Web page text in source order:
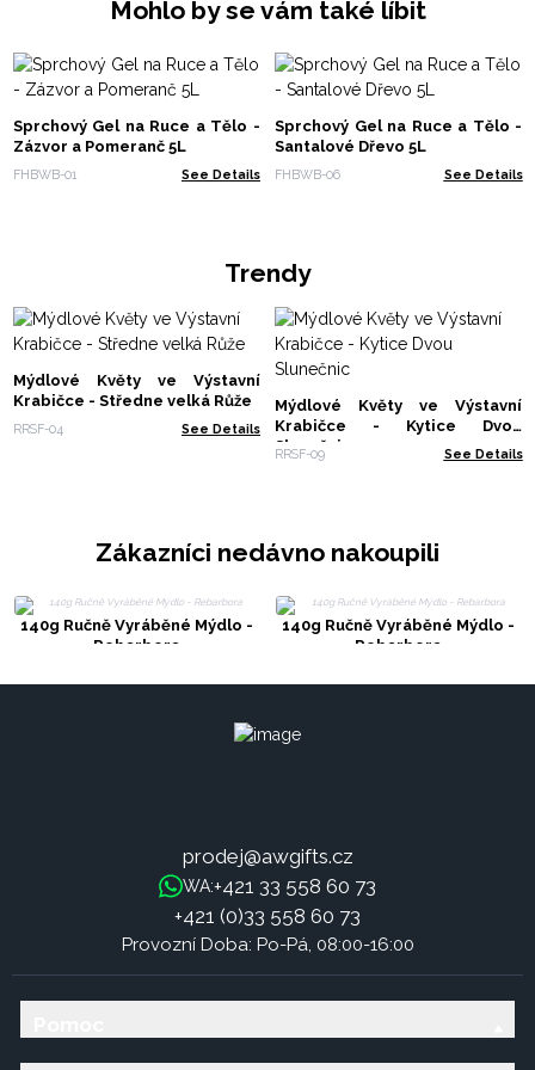
Mohlo by se vám také líbit
Sprchový Gel na Ruce a Tělo -
Zázvor a Pomeranč 5L
FHBWB-01 See Details
Sprchový Gel na Ruce a Tělo -
Santalové Dřevo 5L
FHBWB-06 See Details
Trendy
Mýdlové Květy ve Výstavní
Krabičce - Středne velká Růže
RRSF-04 See Details
Mýdlové Květy ve Výstavní
Krabičce - Kytice Dvou
Slunečnic
RRSF-09 See Details
Zákazníci nedávno nakoupili
140g Ručně Vyráběné Mýdlo -
Rebarbora
140g Ručně Vyráběné Mýdlo -
Rebarbora
prodej@awgifts.cz
WA:+421 33 558 60 73
+421 (0)33 558 60 73
Provozní Doba: Po-Pá, 08:00-16:00